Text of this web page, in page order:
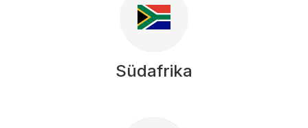
Südafrika